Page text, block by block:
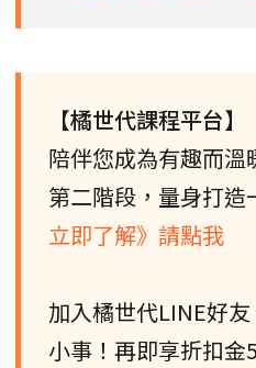
【橘世代課程平台】
陪伴您成為有趣而
第二階段，量身打造
立即了解》請點我
加入橘世代LINE好
小事！再即享折扣金